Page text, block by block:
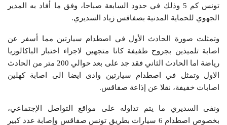
تونس كم 5 وذلك في حدود السابعة صباحا، وفق ما أفاد به المدير
الجهوي للحماية المدنية بصفاقس زياد السديري.
وتمثلت صورة الحادث الأول في اصطدام سيارتين مما أسفر عن
اصابة تلميذين بجروح طفيفة كانا متجهين لاجراء اختبار الباكالوريا
رياضة اما الحادث الثاني فقد جد على بعد حوالي 200 متر من الحادث
الاول وتمثل في اصطدام سيارتين وادى ايضا الى اصابة كهلين
اصابات خفيفة، نقلا عن إذاعة صفاقس.
ونفى السديري ما يتم تداوله على مواقع التواصل الإجتماعي،
بخصوص اصطدام 6 سيارات بطريق تونس صفاقس وإصابة عدد كبير